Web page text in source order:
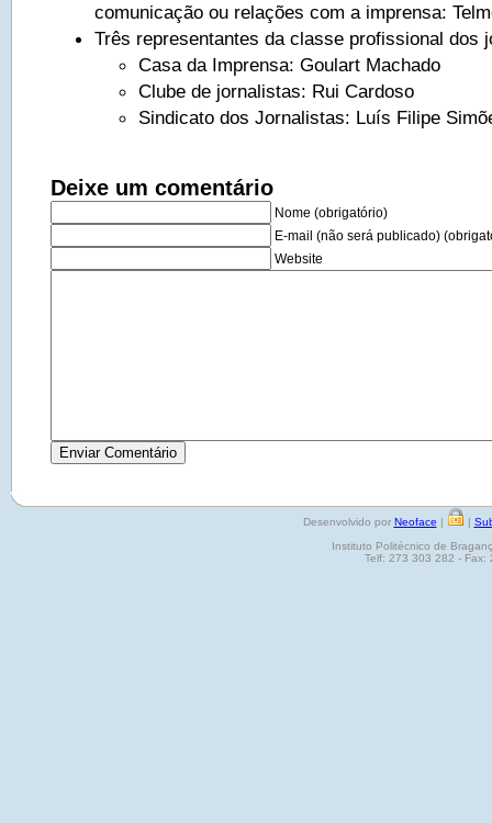
comunicação ou relações com a imprensa:
Três representantes da classe profissional dos
Casa da Imprensa: Goulart Machado
Clube de jornalistas: Rui Cardoso
Sindicato dos Jornalistas: Luís Filipe
Deixe um comentário
Nome (obrigatório)
E-mail (não será publicado)
Website
Desenvolvido por Neoface | |
Instituto Politécnico de
Telf: 273 303 282 - Fax: